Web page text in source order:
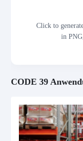
Click to
in
CODE 39